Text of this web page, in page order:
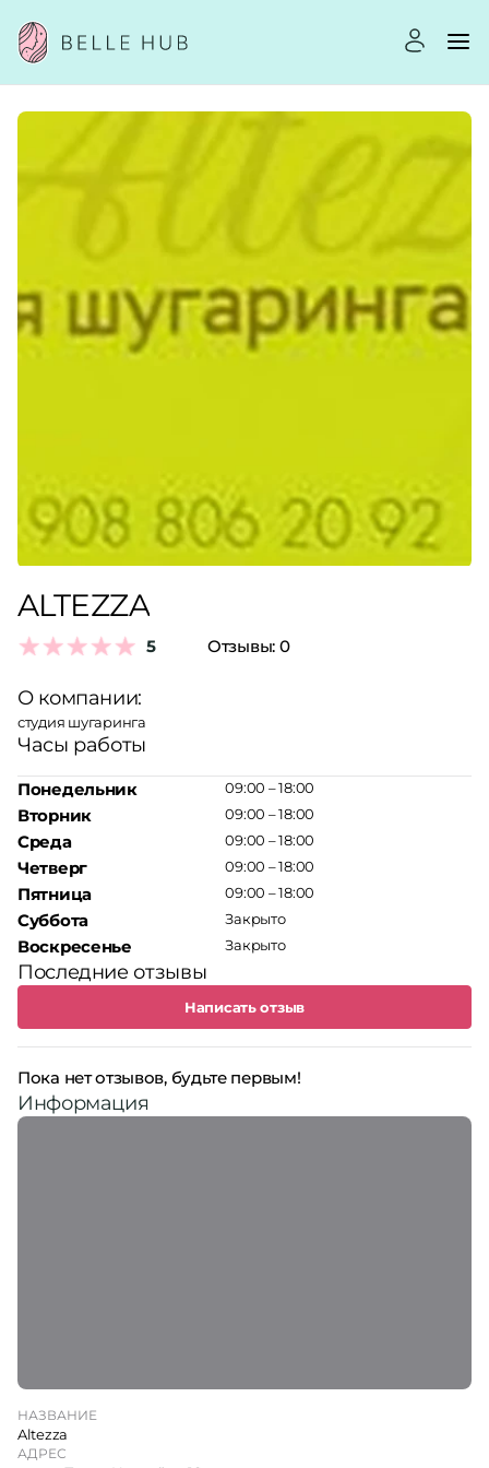
ALTEZZA
5 Отзывы: 0
О компании:
студия шугаринга
Часы работы
Понедельник
Вторник
Среда
Четверг
Пятница
Суббота
Воскресенье
09:00 – 18:00
09:00 – 18:00
09:00 – 18:00
09:00 – 18:00
09:00 – 18:00
Закрыто
Закрыто
Последние отзывы
Написать отзыв
Пока нет отзывов, будьте первым!
Информация
НАЗВАНИЕ
Altezza
АДРЕС